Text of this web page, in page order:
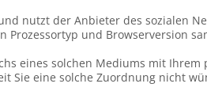
nutzt der Anbieter des sozialen
Prozessortyp und Browserversion
eines solchen Mediums mit
Sie eine solche Zuordnung nicht